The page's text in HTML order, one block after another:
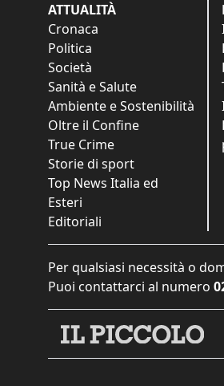
ATTUALITÀ
Cronaca
Politica
Società
Sanità e Salute
Ambiente e Sostenibilità
Oltre il Confine
True Crime
Storie di sport
Top News Italia ed
Esteri
Editoriali
Per qualsiasi necessità o
Puoi contattarci al numero